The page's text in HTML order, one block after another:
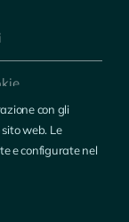
Web Art
con gli
web. Le
e configurate nel